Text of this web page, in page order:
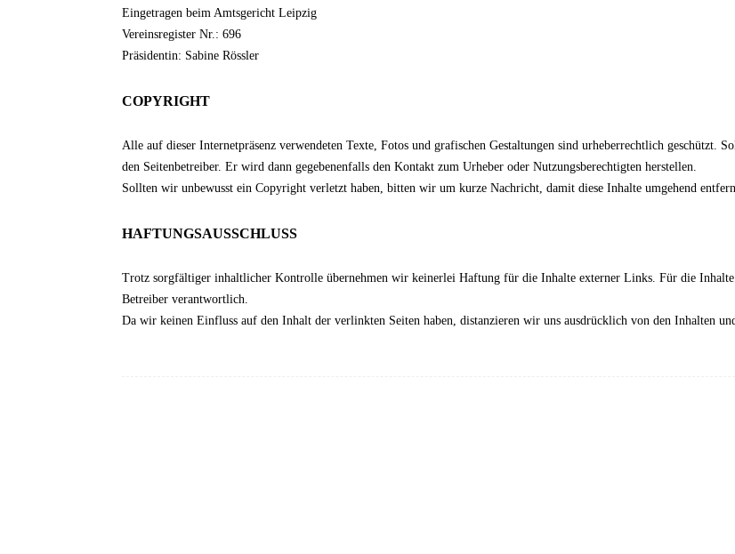
Eingetragen beim Amtsgericht Leipzig
Vereinsregister Nr.: 696
Präsidentin: Sabine Rössler
COPYRIGHT
Alle auf dieser Internetpräsenz verwendeten Texte, Fotos und grafischen Gestaltungen sind urheberrechtlich geschützt.
den Seitenbetreiber. Er wird dann gegebenenfalls den Kontakt zum Urheber oder Nutzungsberechtigten herstellen.
Sollten wir unbewusst ein Copyright verletzt haben, bitten wir um kurze Nachricht, damit diese Inhalte umgehend
HAFTUNGSAUSSCHLUSS
Trotz sorgfältiger inhaltlicher Kontrolle übernehmen wir keinerlei Haftung für die Inhalte externer Links. Für die
Betreiber verantwortlich.
Da wir keinen Einfluss auf den Inhalt der verlinkten Seiten haben, distanzieren wir uns ausdrücklich von den Inhalten